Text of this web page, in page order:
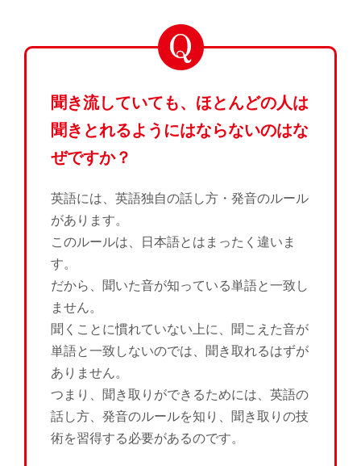
聞き流していても、ほとんどの人は
聞きとれるようにはならないのはな
ぜですか？
英語には、英語独自の話し方・発音のルール
があります。
このルールは、日本語とはまったく違いま
す。
だから、聞いた音が知っている単語と一致し
ません。
聞くことに慣れていない上に、聞こえた音が
単語と一致しないのでは、聞き取れるはずが
ありません。
つまり、聞き取りができるためには、英語の
話し方、発音のルールを知り、聞き取りの技
術を習得する必要があるのです。